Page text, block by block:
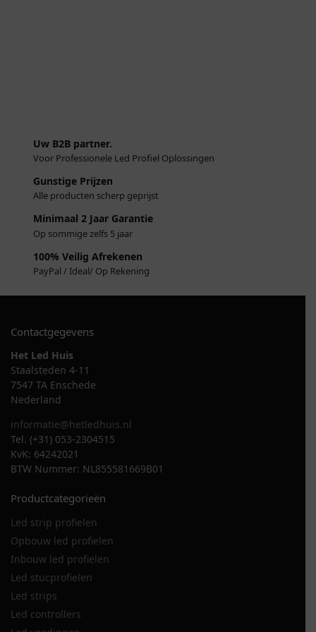
Uw B2B partner.
Voor Professionele Led Profiel Oplossingen
Gunstige Prijzen
Alle producten scherp geprijst
Minimaal 2 Jaar Garantie
Op sommige zelfs 5 jaar
100% Veilig Afrekenen
PayPal / Ideal/ Op Rekening
Contactgegevens
Het Led Huis
Staalsteden 4-11
7547 TA Enschede
Nederland
informatie@hetledhuis.nl
Tel. (+31) 053-2304515
KvK: 64242021
BTW Nummer: NL855581669B01
Productcategorieën
Led strip profielen
Opbouw led profielen
Inbouw led profielen
Led stucprofielen
Led strips
Led controllers